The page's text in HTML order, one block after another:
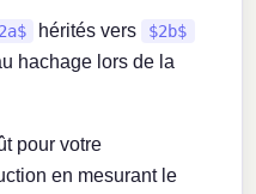
hérités vers $2b$
hachage lors de la
pour votre
en mesurant le